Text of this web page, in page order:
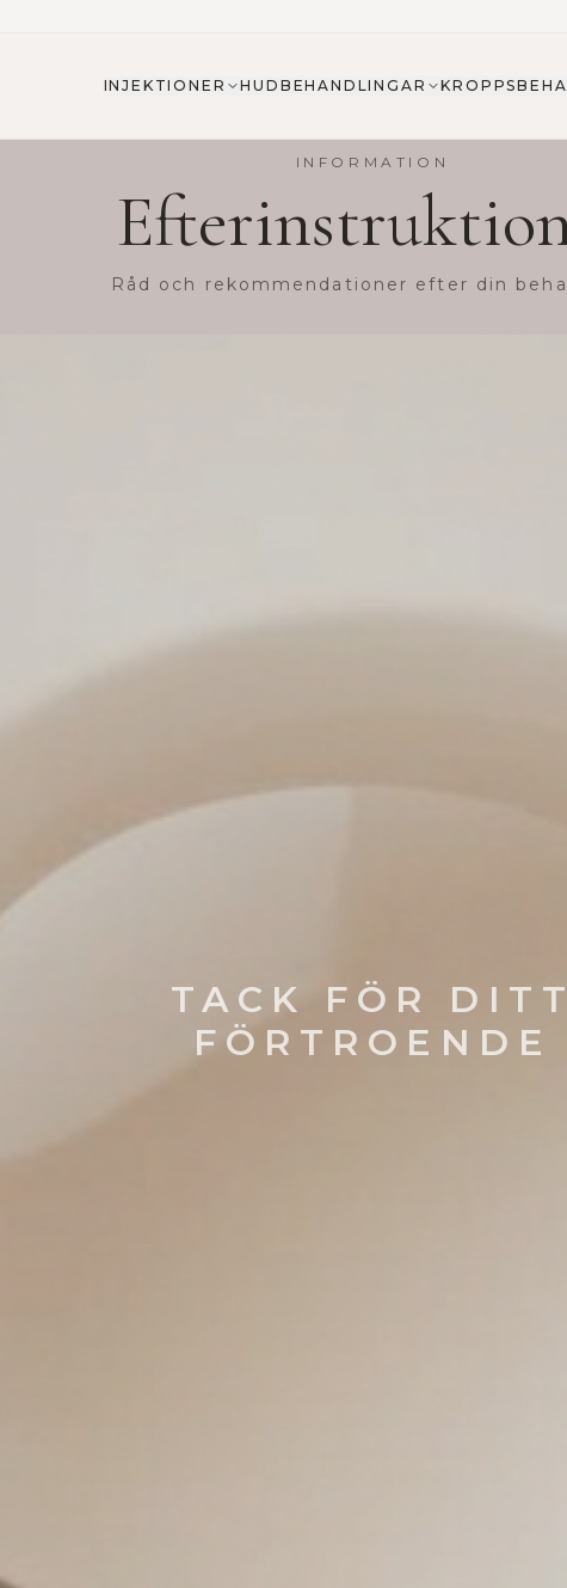
INJEKTIONER HUDBEHANDLINGAR
INFORMATION
Råd och rekommendationer efter din
TACK FÖR DITT
FÖRTROENDE